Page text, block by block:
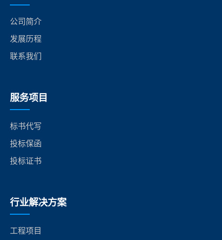
公司简介
发展历程
联系我们
服务项目
标书代写
投标保函
投标证书
行业解决方案
工程项目